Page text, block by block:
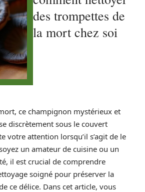
des trompettes de
la mort chez soi
ce champignon mystérieux et
discrètement sous le couvert
votre attention lorsqu’il s’agit de le
un amateur de cuisine ou un
il est crucial de comprendre
soigné pour préserver la
ce délice. Dans cet article, vous